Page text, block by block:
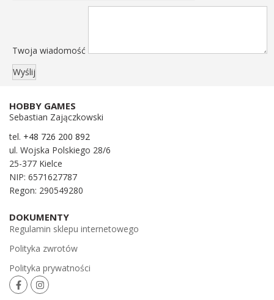
Twoja wiadomość
HOBBY GAMES
Sebastian Zajączkowski
tel. +48 726 200 892
ul. Wojska Polskiego 28/6
25-377 Kielce
NIP: 6571627787
Regon: 290549280
DOKUMENTY
Regulamin sklepu internetowego
Polityka zwrotów
Polityka prywatności